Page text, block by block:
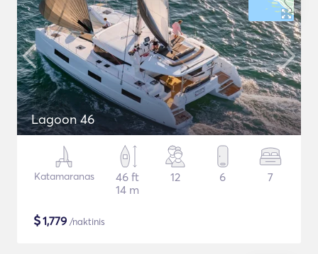
Lagoon 46
Katamaranas
46 ft
14 m
12 6 7
$1,779 /naktinis